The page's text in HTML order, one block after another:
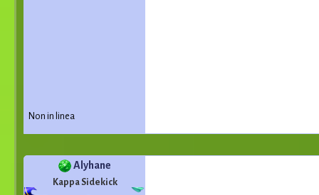
Non in linea
Alyhane
Kappa Sidekick